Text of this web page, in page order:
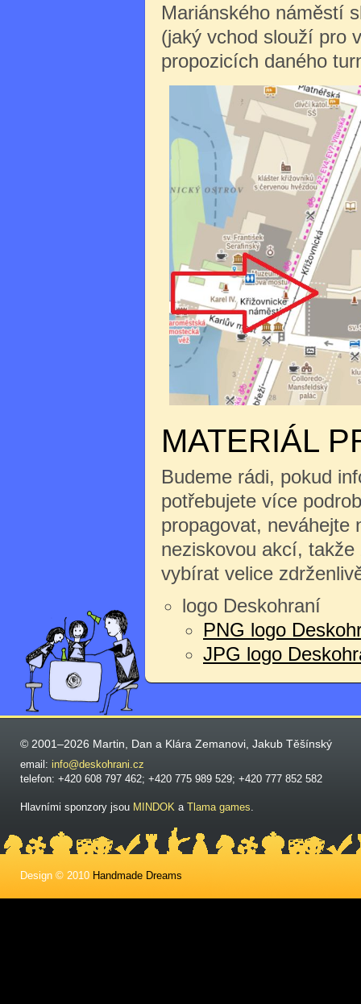
Mariánského náměstí
(jaký vchod slouží pro
propozicích daného
MATERIÁL
Budeme rádi, pokud
potřebujete více
propagovat, neváhejte
neziskovou akcí,
vybírat velice
logo Deskohraní
PNG logo
JPG logo
© 2001–2026 Martin, Dan a Klára Zemanovi, Jakub Těšínský
email: info@deskohrani.cz
telefon: +420 608 797 462; +420 775 989 529; +420 777 852 582
Hlavními sponzory jsou MINDOK a Tlama games
Design © 2010 Handmade Dreams